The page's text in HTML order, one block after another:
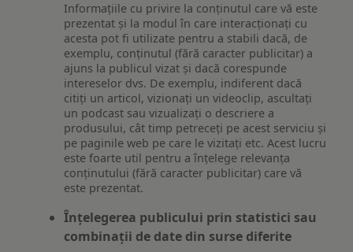
Informațiile cu privire la conținutul care vă este
prezentat și la modul în care interacționați cu
acesta pot fi utilizate pentru a stabili dacă, de
exemplu, conținutul (fără caracter publicitar) a
ajuns la publicul vizat și dacă corespunde
intereselor dvs. De exemplu, indiferent dacă
citiți un articol, vizionați un videoclip, ascultați
un podcast sau vizualizați o descriere a
produsului, cât timp petreceți pe acest serviciu și
pe paginile web pe care le vizitați etc. Acest lucru
este foarte util pentru a înțelege relevanța
conținutului (fără caracter publicitar) care vă
este prezentat.
Înțelegerea publicului prin statistici sau
combinații de date din surse diferite